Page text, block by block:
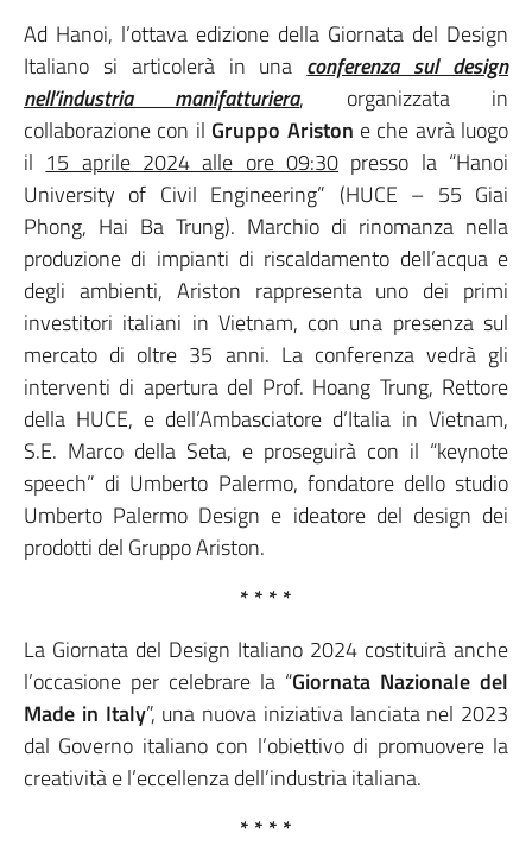
Ad Hanoi, l’ottava edizione della Giornata del Design
Italiano si articolerà in una conferenza sul design
nell’industria manifatturiera, organizzata in
collaborazione con il Gruppo Ariston e che avrà luogo
il 15 aprile 2024 alle ore 09:30 presso la “Hanoi
University of Civil Engineering” (HUCE – 55 Giai
Phong, Hai Ba Trung). Marchio di rinomanza nella
produzione di impianti di riscaldamento dell’acqua e
degli ambienti, Ariston rappresenta uno dei primi
investitori italiani in Vietnam, con una presenza sul
mercato di oltre 35 anni. La conferenza vedrà gli
interventi di apertura del Prof. Hoang Trung, Rettore
della HUCE, e dell’Ambasciatore d’Italia in Vietnam,
S.E. Marco della Seta, e proseguirà con il “keynote
speech” di Umberto Palermo, fondatore dello studio
Umberto Palermo Design e ideatore del design dei
prodotti del Gruppo Ariston.
* * * *
La Giornata del Design Italiano 2024 costituirà anche
l’occasione per celebrare la “Giornata Nazionale del
Made in Italy”, una nuova iniziativa lanciata nel 2023
dal Governo italiano con l’obiettivo di promuovere la
creatività e l’eccellenza dell’industria italiana.
* * * *